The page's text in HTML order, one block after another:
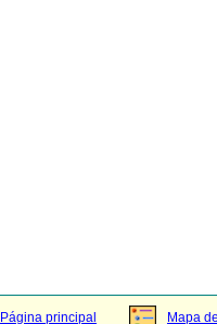
Página principal Mapa